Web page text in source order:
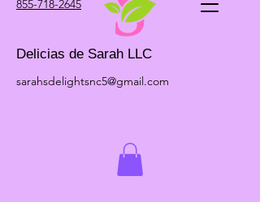
855-718-2645
Delicias de Sarah LLC
sarahsdelightsnc5@gmail.com